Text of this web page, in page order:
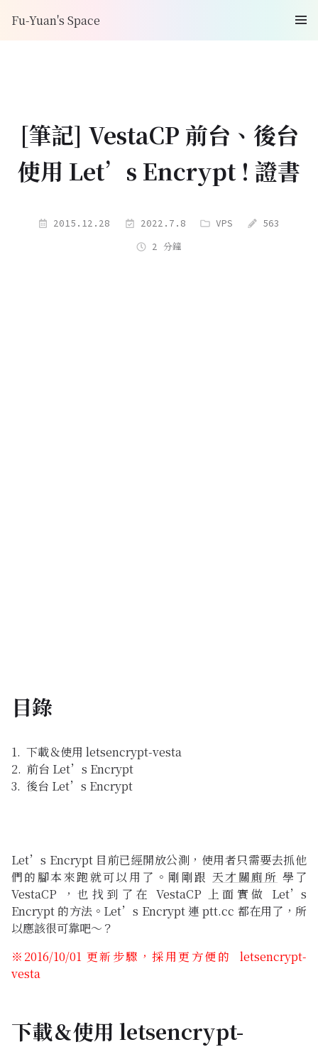
Fu-Yuan's Space
[筆記] VestaCP 前台、後台
使用 Let’s Encrypt ! 證書
2015.12.28 2022.7.8 VPS 563
2 分鐘
目錄
下載＆使用 letsencrypt-vesta
前台 Let’s Encrypt
後台 Let’s Encrypt
Let’s Encrypt 目前已經開放公測，使用者只需要去抓他
們的腳本來跑就可以用了。剛剛跟 天才關廁所 學了
VestaCP ，也找到了在 VestaCP 上面實做 Let’s
Encrypt 的方法。Let’s Encrypt 連 ptt.cc 都在用了，所
以應該很可靠吧～？
※2016/10/01 更新步驟，採用更方便的 letsencrypt-
vesta
下載＆使用 letsencrypt-